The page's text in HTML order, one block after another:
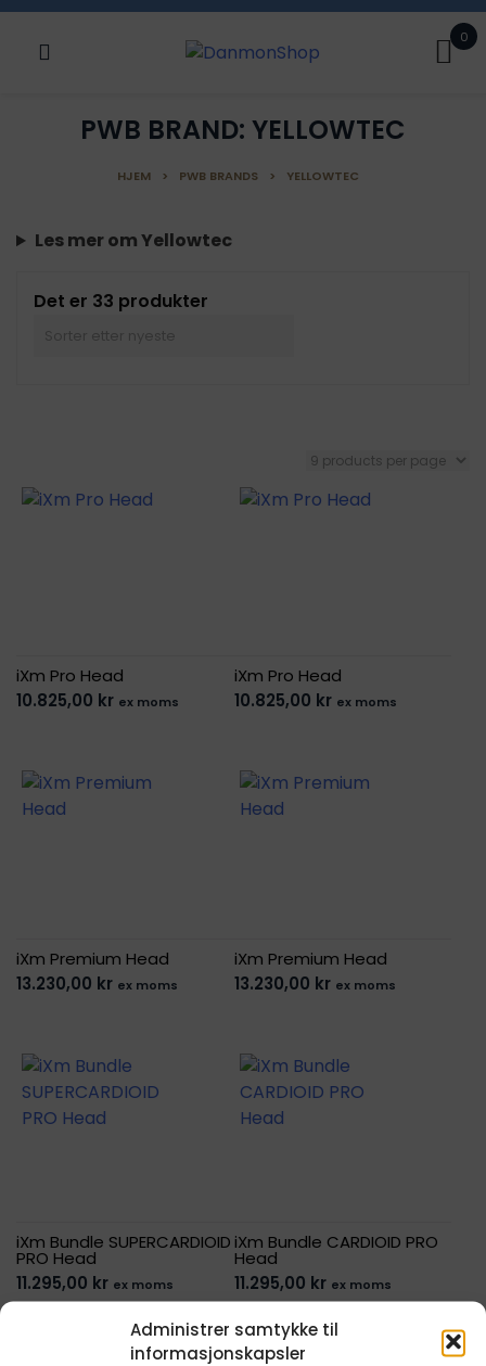
Administrer samtykke til
informasjonskapsler
0
PWB BRAND: YELLOWTEC
HJEM > PWB BRANDS > YELLOWTEC
Les mer om Yellowtec
Det er 33 produkter
iXm Pro Head
10.825,00 kr ex moms
iXm Pro Head
10.825,00 kr ex moms
iXm Premium Head
13.230,00 kr ex moms
iXm Premium Head
13.230,00 kr ex moms
iXm Bundle SUPERCARDIOID
PRO Head
11.295,00 kr ex moms
iXm Bundle CARDIOID PRO
Head
11.295,00 kr ex moms